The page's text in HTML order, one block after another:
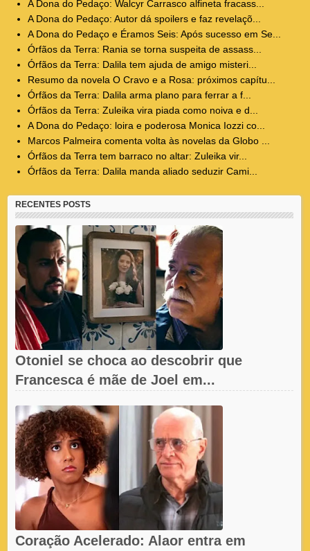
A Dona do Pedaço: Walcyr Carrasco alfineta fracass...
A Dona do Pedaço: Autor dá spoilers e faz revelaçõ...
A Dona do Pedaço e Éramos Seis: Após sucesso em Se...
Órfãos da Terra: Rania se torna suspeita de assass...
Órfãos da Terra: Dalila tem ajuda de amigo misteri...
Resumo da novela O Cravo e a Rosa: próximos capítu...
Órfãos da Terra: Dalila arma plano para ferrar a f...
Órfãos da Terra: Zuleika vira piada como noiva e d...
A Dona do Pedaço: loira e poderosa Monica Iozzi co...
Marcos Palmeira comenta volta às novelas da Globo ...
Órfãos da Terra tem barraco no altar: Zuleika vir...
Órfãos da Terra: Dalila manda aliado seduzir Cami...
RECENTES POSTS
Otoniel se choca ao descobrir que
Francesca é mãe de Joel em...
Coração Acelerado: Alaor entra em